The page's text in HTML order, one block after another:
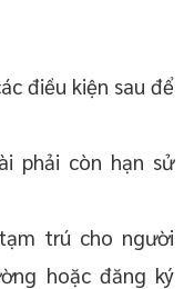
điều kiện sau để
phải còn hạn sử
trú cho người
hoặc đăng ký